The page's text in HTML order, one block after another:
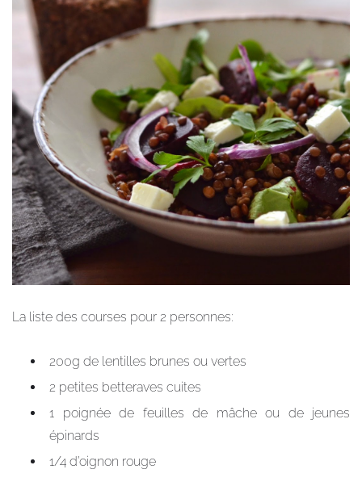
La liste des courses pour 2 personnes:
200g de lentilles brunes ou vertes
2 petites betteraves cuites
1 poignée de feuilles de mâche ou de jeunes
épinards
1/4 d’oignon rouge